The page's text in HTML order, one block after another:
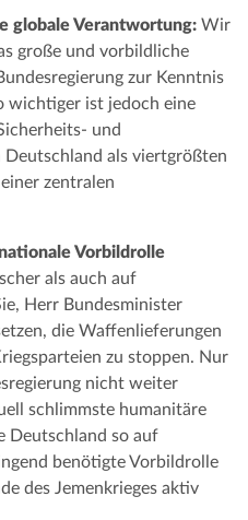
globale Verantwortung: Wir
große und vorbildliche
zur Kenntnis
wichtiger ist jedoch eine
und
als viertgrößten
zentralen
Vorbildrolle
als auch auf
Herr Bundesminister
die Waffenlieferungen
zu stoppen. Nur
nicht weiter
schlimmste humanitäre
Deutschland so auf
benötigte Vorbildrolle
des Jemenkrieges aktiv